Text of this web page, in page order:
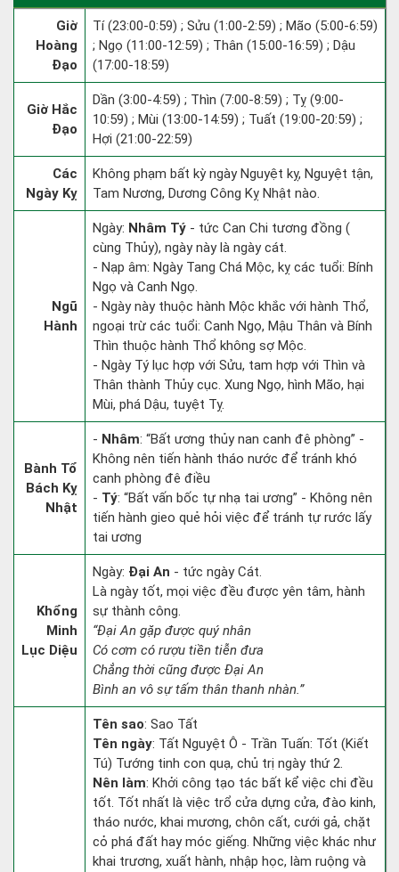
Giờ
Hoàng
Đạo
Tí (23:00-0:59) ; Sửu (1:00-2:59) ; Mão (5:00-6:59)
; Ngọ (11:00-12:59) ; Thân (15:00-16:59) ; Dậu
(17:00-18:59)
Giờ Hắc
Đạo
Dần (3:00-4:59) ; Thìn (7:00-8:59) ; Tỵ (9:00-
10:59) ; Mùi (13:00-14:59) ; Tuất (19:00-20:59) ;
Hợi (21:00-22:59)
Các
Ngày Kỵ
Không phạm bất kỳ ngày Nguyệt kỵ, Nguyệt tận,
Tam Nương, Dương Công Kỵ Nhật nào.
Ngũ
Hành
Ngày: Nhâm Tý - tức Can Chi tương đồng (
cùng Thủy), ngày này là ngày cát.
- Nạp âm: Ngày Tang Chá Mộc, kỵ các tuổi: Bính
Ngọ và Canh Ngọ.
- Ngày này thuộc hành Mộc khắc với hành Thổ,
ngoại trừ các tuổi: Canh Ngọ, Mậu Thân và Bính
Thìn thuộc hành Thổ không sợ Mộc.
- Ngày Tý lục hợp với Sửu, tam hợp với Thìn và
Thân thành Thủy cục. Xung Ngọ, hình Mão, hại
Mùi, phá Dậu, tuyệt Tỵ.
Bành Tổ
Bách Kỵ
Nhật
- Nhâm: “Bất ương thủy nan canh đê phòng” -
Không nên tiến hành tháo nước để tránh khó
canh phòng đê điều
- Tý: “Bất vấn bốc tự nhạ tai ương” - Không nên
tiến hành gieo quẻ hỏi việc để tránh tự rước lấy
tai ương
Khổng
Minh
Lục Diệu
Ngày: Đại An - tức ngày Cát.
Là ngày tốt, mọi việc đều được yên tâm, hành
sự thành công.
“Đại An gặp được quý nhân
Có cơm có rượu tiền tiễn đưa
Chẳng thời cũng được Đại An
Bình an vô sự tấm thân thanh nhàn.”
Tên sao: Sao Tất
Tên ngày: Tất Nguyệt Ô - Trần Tuấn: Tốt (Kiết
Tú) Tướng tinh con quạ, chủ trị ngày thứ 2.
Nên làm: Khởi công tạo tác bất kể việc chi đều
tốt. Tốt nhất là việc trổ cửa dựng cửa, đào kinh,
tháo nước, khai mương, chôn cất, cưới gả, chặt
cỏ phá đất hay móc giếng. Những việc khác như
khai trương, xuất hành, nhập học, làm ruộng và